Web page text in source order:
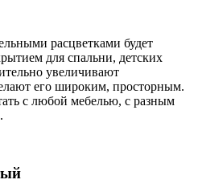
расцветками будет
для спальни, детских
увеличивают
его широким, просторным.
с любой мебелью, с разным